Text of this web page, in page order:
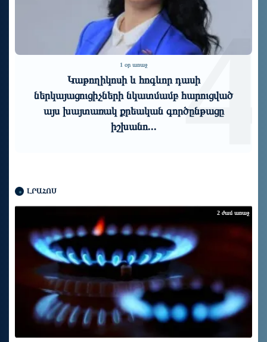
ԼՐԱՀՈՍ
2 ժամ առաջ
1 օր առաջ
Կաթողիկոսի և հոգևոր դասի
ներկայացուցիչների նկատմամբ հարուցված
այս խայտառակ քրեական գործընթացը
իշխանո...
4